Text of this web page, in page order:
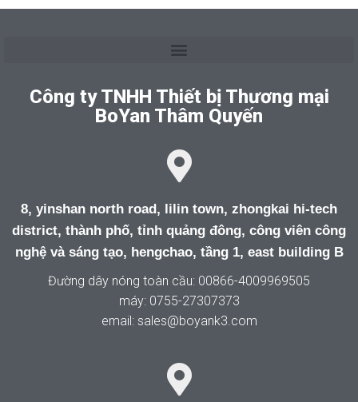
Công ty TNHH Thiết bị Thương mại
BoYan Thâm Quyến
8, yinshan north road, lilin town, zhongkai hi-tech
district, thành phố, tỉnh quảng đông, công viên công
nghệ và sáng tạo, hengchao, tầng 1, east building B
Đường dây nóng toàn cầu: 00866-4009969505
máy: 0755-27307373
email: sales@boyank3.com